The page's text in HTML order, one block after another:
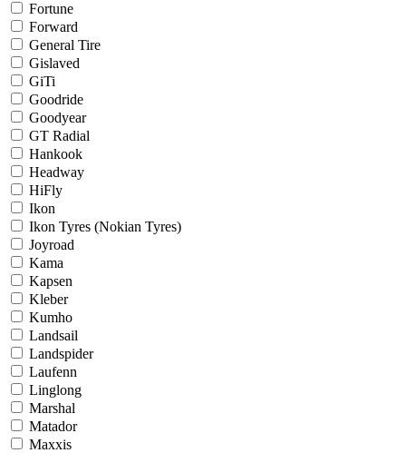
Fortune
Forward
General Tire
Gislaved
GiTi
Goodride
Goodyear
GT Radial
Hankook
Headway
HiFly
Ikon
Ikon Tyres (Nokian Tyres)
Joyroad
Kama
Kapsen
Kleber
Kumho
Landsail
Landspider
Laufenn
Linglong
Marshal
Matador
Maxxis